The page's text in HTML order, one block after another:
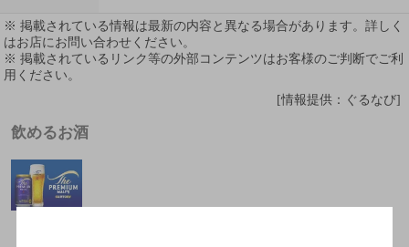
※ 掲載されている情報は最新の内容と異なる場合があります。詳しく
はお店にお問い合わせください。
※ 掲載されているリンク等の外部コンテンツはお客様のご判断でご利
用ください。
[情報提供：ぐるなび]
飲めるお酒